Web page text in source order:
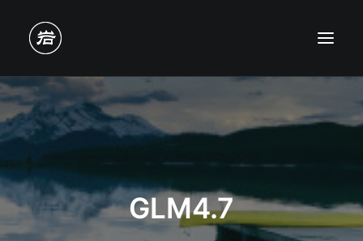
GLM4.7